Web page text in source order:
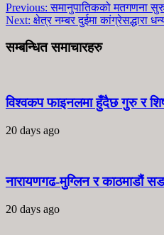
Previous: समानुपातिकको मतगणना
Next: क्षेत्र नम्बर दुईमा कांग्रेसद्धारा
सम्बन्धित समाचारहरु
विश्वकप फाइनलमा हुँदैछ गुरु र
20 days ago
नारायणगढ-मुग्लिन र काठमाडौं
20 days ago